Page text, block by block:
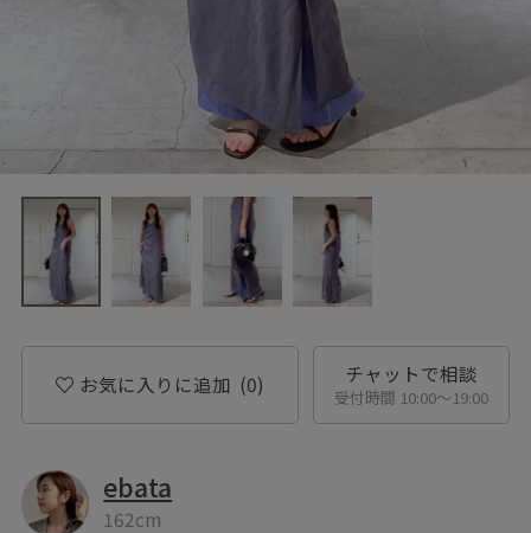
お気に入りに追加 (0) チャットで相談
受付時間 10:00〜19:00
ebata
162cm